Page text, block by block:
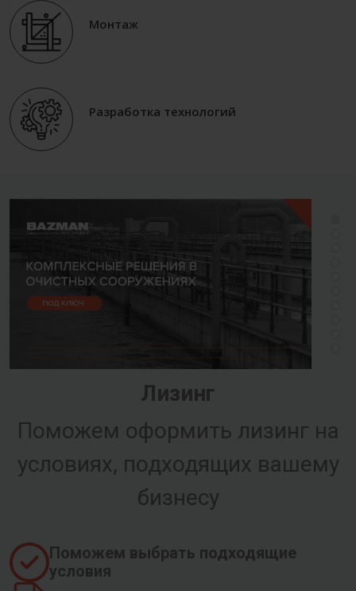
Монтаж
Разработка технологий
Лизинг
Поможем оформить лизинг на
условиях, подходящих вашему
бизнесу
Поможем выбрать подходящие
условия